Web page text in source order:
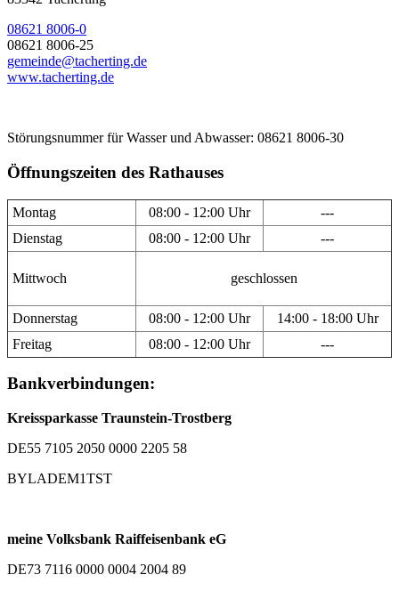
08621 8006-0
08621 8006-25
gemeinde@tacherting.de
www.tacherting.de
Störungsnummer für Wasser und Abwasser: 08621 8006-30
Öffnungszeiten des Rathauses
Montag 08:00 - 12:00 Uhr
---
Dienstag
08:00 - 12:00 Uhr ---
Mittwoch geschlossen
Donnerstag 08:00 - 12:00 Uhr
14:00 - 18:00 Uhr
Freitag
08:00 - 12:00 Uhr ---
Bankverbindungen:
Kreissparkasse Traunstein-Trostberg
DE55 7105 2050 0000 2205 58
BYLADEM1TST
meine Volksbank Raiffeisenbank eG
DE73 7116 0000 0004 2004 89